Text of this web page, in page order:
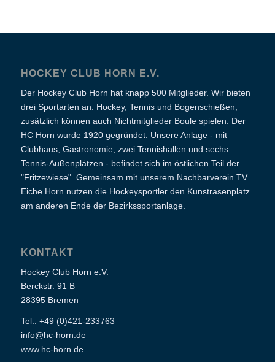
HOCKEY CLUB HORN E.V.
Der Hockey Club Horn hat knapp 500 Mitglieder. Wir bieten
drei Sportarten an: Hockey, Tennis und Bogenschießen,
zusätzlich können auch Nichtmitglieder Boule spielen. Der
HC Horn wurde 1920 gegründet. Unsere Anlage - mit
Clubhaus, Gastronomie, zwei Tennishallen und sechs
Tennis-Außenplätzen - befindet sich im östlichen Teil der
"Fritzewiese". Gemeinsam mit unserem Nachbarverein TV
Eiche Horn nutzen die Hockeysportler den Kunstrasenplatz
am anderen Ende der Bezirkssportanlage.
KONTAKT
Hockey Club Horn e.V.
Berckstr. 91 B
28395 Bremen
Tel.: +49 (0)421-233763
info@hc-horn.de
www.hc-horn.de